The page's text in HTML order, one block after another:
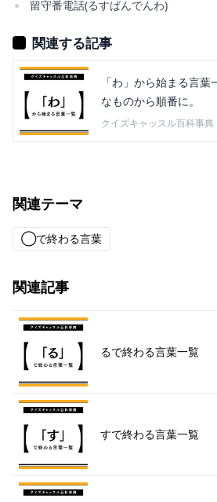
留守番電話(るすばんでんわ)
関連する記事
「わ」から始まる言
なものから順番に。
クイズキャッスル百科事典
関連テーマ
◯で終わる言葉
関連記事
るで終わる言葉一覧
すで終わる言葉一覧